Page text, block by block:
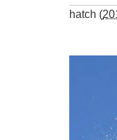
hatch (